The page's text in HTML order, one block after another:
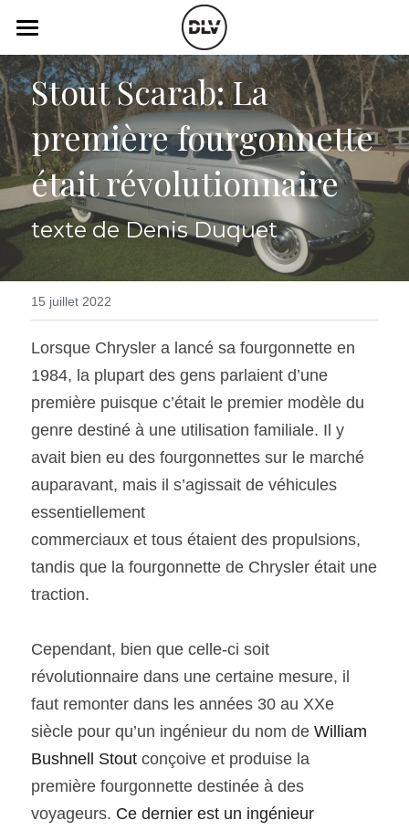
Catégories
Actualité Auto
Électrique
Histoire de chars
Art Automobile
Vidéo
Podcast
Radio FM
Télé RDS
Simulateur
Assurance
Rechercher
SOUMISSION RAPIDE
ASSURANCE
Stout Scarab: La
première fourgonnette
était révolutionnaire
texte de Denis Duquet
15 juillet 2022
Lorsque Chrysler a lancé sa fourgonnette en
1984, la plupart des gens parlaient d’une
première puisque c’était le premier modèle du
genre destiné à une utilisation familiale. Il y
avait bien eu des fourgonnettes sur le marché
auparavant, mais il s’agissait de véhicules
essentiellement
commerciaux et tous étaient des propulsions,
tandis que la fourgonnette de Chrysler était une
traction.
Cependant, bien que celle-ci soit
révolutionnaire dans une certaine mesure, il
faut remonter dans les années 30 au XXe
siècle pour qu’un ingénieur du nom de William
Bushnell Stout conçoive et produise la
première fourgonnette destinée à des
voyageurs. Ce dernier est un ingénieur
LES CATÉGORIES DE LA BOUTIQUE
Toutes les catégories